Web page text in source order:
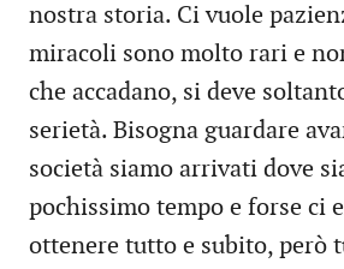
nostra storia. Ci vuole
miracoli sono molto rari e
che accadano, si deve
serietà. Bisogna guardare
società siamo arrivati dove
pochissimo tempo e forse ci
ottenere tutto e subito, però